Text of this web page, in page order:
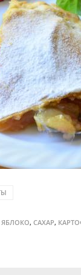
ЯБЛОКО, САХАР,